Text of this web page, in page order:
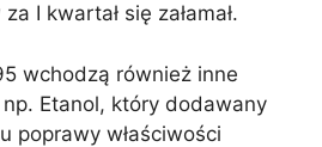
I kwartał się załamał.
wchodzą również inne
np. Etanol, który dodawany
poprawy właściwości